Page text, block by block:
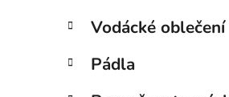
Přeskočit
kategorie
K
a
e
Vodácké oblečení
Pádla